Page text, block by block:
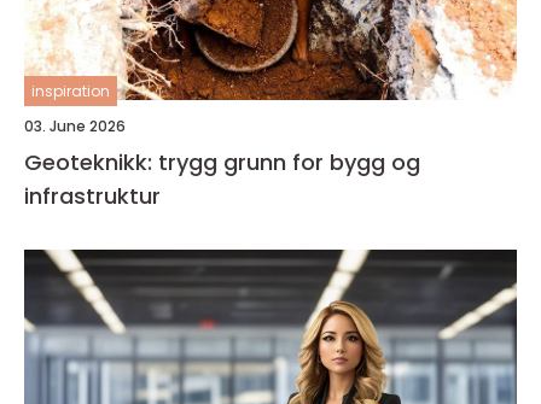
inspiration
03. June 2026
Geoteknikk: trygg grunn for bygg og
infrastruktur